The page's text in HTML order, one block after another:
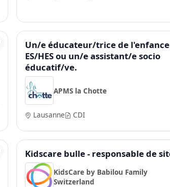
Un/e éducateur/trice de l'enfance
ES/HES ou un/e assistant/e socio
éducatif/ve.
APMS la Chotte
Lausanne CDI
Kidscare bulle - responsable de
KidsCare by Babilou Family
Switzerland